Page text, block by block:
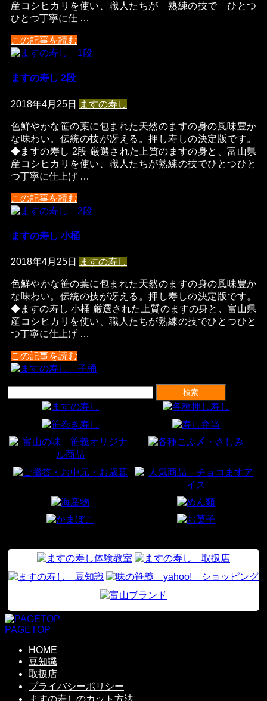
産コシヒカリを使い、職人たちが 熟練の技で ひとつ
ひとつ丁寧に仕 …
この記事を読む
ますの寿し 2段
2018年4月25日 ますの寿し
色鮮やかな笹の葉に包まれた天然のますの身の風味豊か
な味わい。伝統の技が冴える。押し寿しの決定版です。
◆ますの寿し 2段 厳選された上質のますの身と、富山県
産コシヒカリを使い、職人たちが熟練の技でひとつひと
つ丁寧に仕上げ …
この記事を読む
ますの寿し 小桶
2018年4月25日 ますの寿し
色鮮やかな笹の葉に包まれた天然のますの身の風味豊か
な味わい。伝統の技が冴える。押し寿しの決定版です。
◆ますの寿し 小桶 厳選された上質のますの身と、富山県
産コシヒカリを使い、職人たちが熟練の技でひとつひと
つ丁寧に仕上げ …
この記事を読む
検
索:
PAGETOP
HOME
豆知識
取扱店
プライバシーポリシー
ますの寿しのカット方法